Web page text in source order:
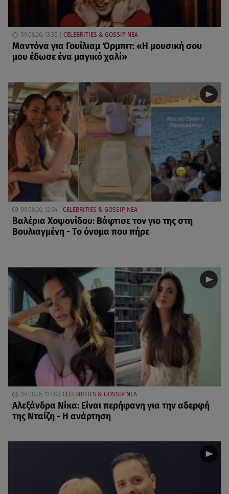
09.08.26, 13:30 CELEBRITIES & GOSSIP ΝΕΑ
Μαντόνα για Γουίλιαμ Όρμπιτ: «Η μουσική σου
μου έδωσε ένα μαγικό χαλί»
09.08.26, 12:54 CELEBRITIES & GOSSIP ΝΕΑ
Βαλέρια Χοψονίδου: Βάφτισε τον γιο της στη
Βουλιαγμένη - Το όνομα που πήρε
09.08.26, 11:48 CELEBRITIES & GOSSIP ΝΕΑ
Αλεξάνδρα Νίκα: Είναι περήφανη για την αδερφή
της Νταίζη - Η ανάρτηση